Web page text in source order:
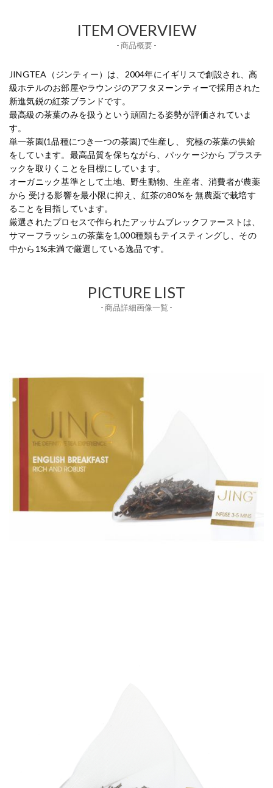
ITEM OVERVIEW
- 商品概要 -
JINGTEA（ジンティー）は、2004年にイギリスで創設され、高
級ホテルのお部屋やラウンジのアフタヌーンティーで採用された
新進気鋭の紅茶ブランドです。
最高級の茶葉のみを扱うという頑固たる姿勢が評価されていま
す。
単一茶園(1品種につき一つの茶園)で生産し、 究極の茶葉の供給
をしています。最高品質を保ちながら、パッケージから プラスチ
ックを取りくことを目標にしています。
オーガニック基準として土地、野生動物、生産者、消費者が農薬
から 受ける影響を最小限に抑え、紅茶の80%を 無農薬で栽培す
ることを目指しています。
厳選されたプロセスで作られたアッサムブレックファーストは、
サマーフラッシュの茶葉を1,000種類もテイスティングし、その
中から1%未満で厳選している逸品です。
PICTURE LIST
- 商品詳細画像一覧 -